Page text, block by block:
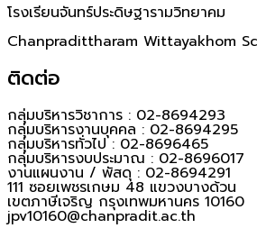
โรงเรียนจันทร์ประดิษฐารามวิทยาคม
Chanpradittharam Wittayakhom
ติดต่อ
กลุ่มบริหารวิชาการ : 02-8694293
กลุ่มบริหารงานบุคคล : 02-8694295
กลุ่มบริหารทั่วไป : 02-8696465
กลุ่มบริหารงบประมาณ : 02-8696017
งานแผนงาน / พัสดุ : 02-8694291
111 ซอยเพชรเกษม 48 แขวงบางด้วน
เขตภาษีเจริญ กรุงเทพมหานคร 10160
jpv10160@chanpradit.ac.th